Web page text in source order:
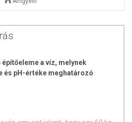
a víz, melynek
és pH-értéke meghatározó